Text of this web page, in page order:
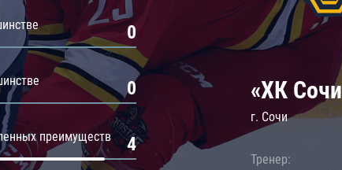
0
0
преимуществ 4
«ХК
г. Сочи
Тренер: